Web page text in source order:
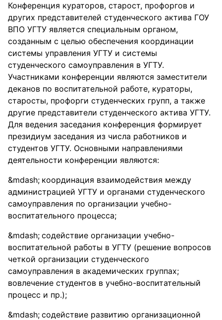
Конференция кураторов, старост, профоргов и
других представителей студенческого актива ГОУ
ВПО УГТУ является специальным органом,
созданным с целью обеспечения координации
системы управления УГТУ и системы
студенческого самоуправления в УГТУ.
Участниками конференции являются заместители
деканов по воспитательной работе, кураторы,
старосты, профорги студенческих групп, а также
другие представители студенческого актива УГТУ.
Для ведения заседания конференция формирует
президиум заседания из числа работников и
студентов УГТУ. Основными направлениями
деятельности конференции являются:
координация взаимодействия между
администрацией УГТУ и органами студенческого
самоуправления по организации учебно-
воспитательного процесса;
содействие организации учебно-
воспитательной работы в УГТУ (решение вопросов
четкой организации студенческого
самоуправления в академических группах;
вовлечение студентов в учебно-воспитательный
процесс и пр.);
содействие развитию организационной